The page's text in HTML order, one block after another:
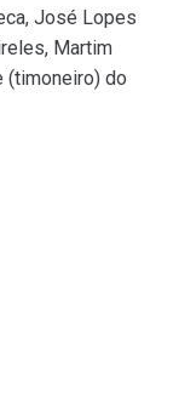
José Lopes
Martim
(timoneiro) do